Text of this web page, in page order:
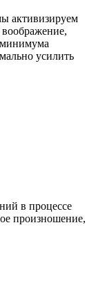
активизируем
усилить
в процессе
произношение,